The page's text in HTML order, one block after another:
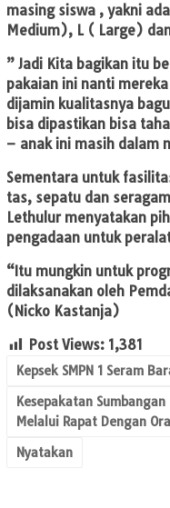
masing siswa , yakni
Medium), L ( Large)
” Jadi Kita bagikan itu
pakaian ini nanti
dijamin kualitasnya
bisa dipastikan bisa
– anak ini masih dalam
Sementara untuk
tas, sepatu dan
Lethulur menyatakan
pengadaan untuk
“Itu mungkin untuk
dilaksanakan oleh
(Nicko Kastanja)
Post Views: 1,381
Kepsek SMPN 1 Seram
Kesepakatan
Melalui Rapat Dengan
Nyatakan